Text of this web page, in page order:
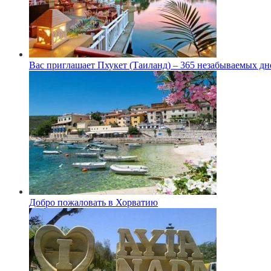
Вас приглашает Пхукет (Таиланд) – 365 незабываемых
Добро пожаловать в Хорватию